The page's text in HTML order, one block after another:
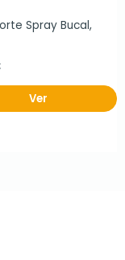
Spray Bucal,
Ver